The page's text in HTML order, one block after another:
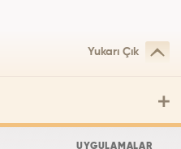
Yukarı Çık
UYGULAMALAR